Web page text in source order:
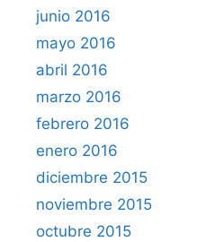
junio 2016
mayo 2016
abril 2016
marzo 2016
febrero 2016
enero 2016
diciembre 2015
noviembre 2015
octubre 2015